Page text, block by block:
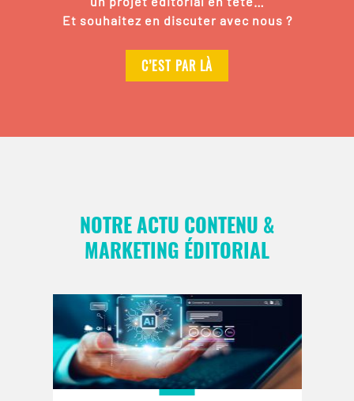
Et souhaitez en discuter avec nous ?
C’EST PAR LÀ
NOTRE ACTU CONTENU &
MARKETING ÉDITORIAL